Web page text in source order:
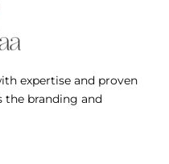
expertise and proven
the branding and